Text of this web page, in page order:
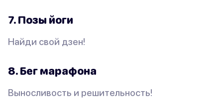
7. Позы йоги
Найди свой дзен!
8. Бег марафона
Выносливость и решительность!